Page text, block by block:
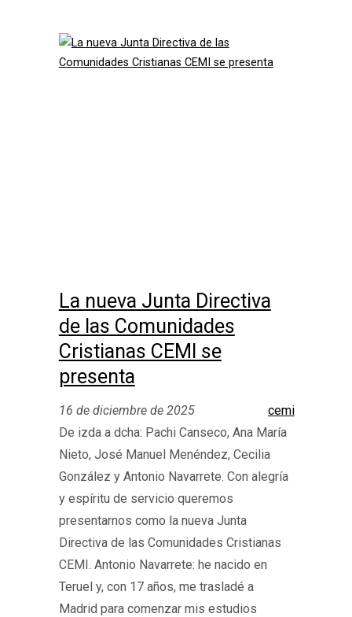
La nueva Junta Directiva
de las Comunidades
Cristianas CEMI se
presenta
16 de diciembre de 2025
cemi
De izda a dcha: Pachi Canseco, Ana María
Nieto, José Manuel Menéndez, Cecilia
González y Antonio Navarrete. Con alegría
y espíritu de servicio queremos
presentarnos como la nueva Junta
Directiva de las Comunidades Cristianas
CEMI. Antonio Navarrete: he nacido en
Teruel y, con 17 años, me trasladé a
Madrid para comenzar mis estudios